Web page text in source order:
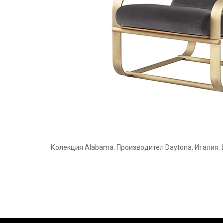
Колекция Alabama. Производител Daytona,